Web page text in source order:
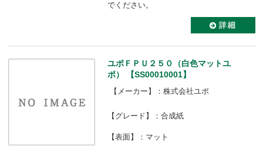
でください。
ユポＦＰＵ２５０（白色マットユ
ポ） 【SS00010001】
【メーカー】：株式会社ユポ
【グレード】：合成紙
【表面】：マット